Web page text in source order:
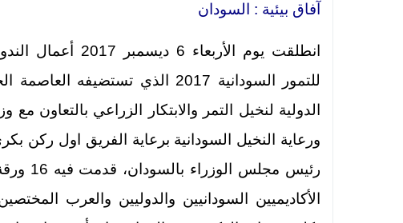
آفاق بيئية : السودان
انطلقت يوم
للتمور السودانية 2017 الذي
الدولية لنخيل التمر والابتكار الزراعي بالتعاون مع
ورعاية النخيل السودانية برعاية الفريق اول ركن
رئيس
الأكاديميين السودانيين والدوليين والعرب